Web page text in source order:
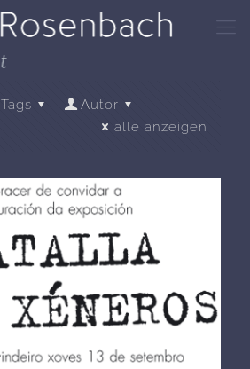
Tags
Autor
alle anzeigen